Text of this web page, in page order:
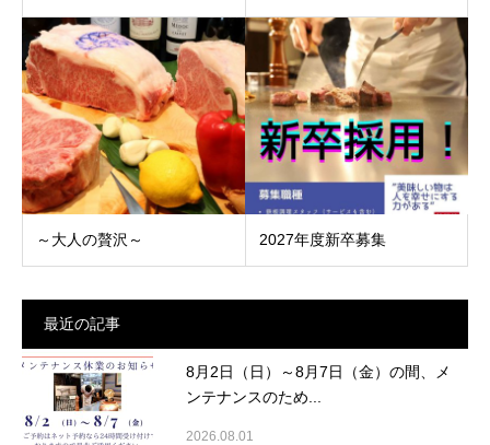
～大人の贅沢～ 2027年度新卒募集
最近の記事
8月2日（日）～8月7日（金）の間、メ
ンテナンスのため...
2026.08.01